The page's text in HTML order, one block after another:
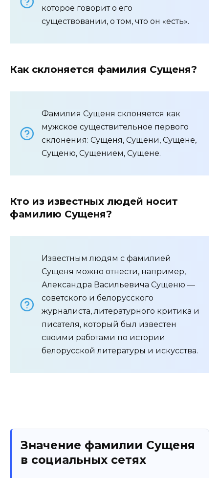
которое говорит о его
существовании, о том, что он «есть».
Как склоняется фамилия Сущеня?
Фамилия Сущеня склоняется как
мужское существительное первого
склонения: Сущеня, Сущени, Сущене,
Сущеню, Сущением, Сущене.
Кто из известных людей носит
фамилию Сущеня?
Известным людям с фамилией
Сущеня можно отнести, например,
Александра Васильевича Сущеню —
советского и белорусского
журналиста, литературного критика и
писателя, который был известен
своими работами по истории
белорусской литературы и искусства.
Значение фамилии Сущеня
в социальных сетях